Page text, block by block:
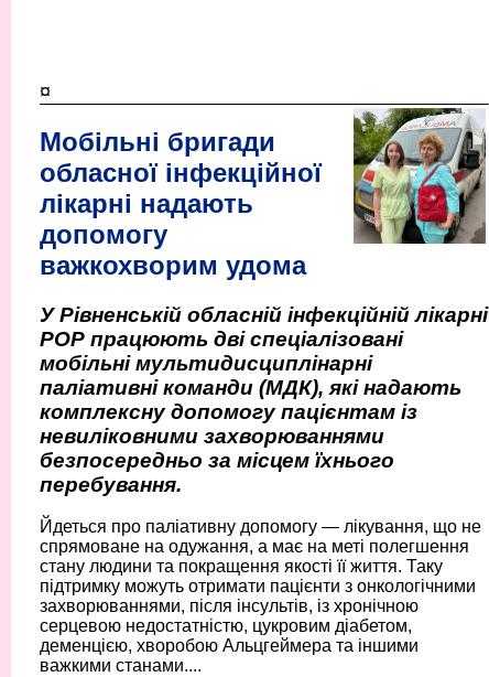
¤
Мобільні бригади
обласної інфекційної
лікарні надають
допомогу
важкохворим удома
У Рівненській обласній інфекційній лікарні
РОР працюють дві спеціалізовані
мобільні мультидисциплінарні
паліативні команди (МДК), які надають
комплексну допомогу пацієнтам із
невиліковними захворюваннями
безпосередньо за місцем їхнього
перебування.
Йдеться про паліативну допомогу — лікування, що не
спрямоване на одужання, а має на меті полегшення
стану людини та покращення якості її життя. Таку
підтримку можуть отримати пацієнти з онкологічними
захворюваннями, після інсультів, із хронічною
серцевою недостатністю, цукровим діабетом,
деменцією, хворобою Альцгеймера та іншими
важкими станами....